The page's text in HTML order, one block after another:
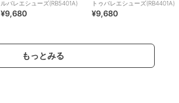
ルバレエシューズ(RB5401A)
¥9,680
トゥバレエシューズ(RB4401A)
¥9,680
もっとみる